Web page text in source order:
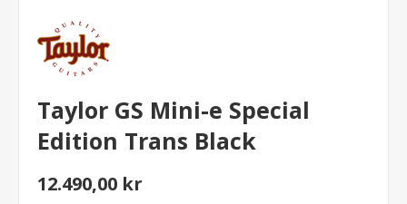
Taylor GS Mini-e Special
Edition Trans Black
12.490,00 kr